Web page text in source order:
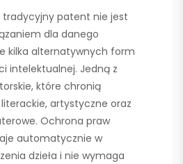
tradycyjny patent nie jest
dla danego
kilka alternatywnych form
intelektualnej. Jedną z
które chronią
artystyczne oraz
Ochrona praw
automatycznie w
dzieła i nie wymaga